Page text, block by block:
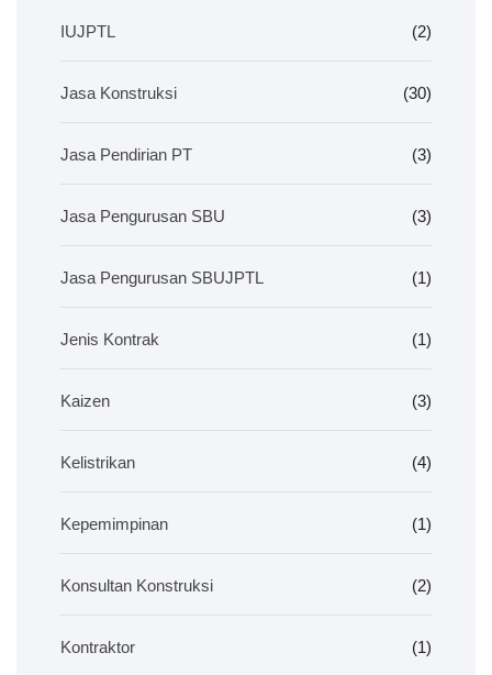
IUJPTL (2)
Jasa Konstruksi (30)
Jasa Pendirian PT (3)
Jasa Pengurusan SBU (3)
Jasa Pengurusan SBUJPTL (1)
Jenis Kontrak (1)
Kaizen (3)
Kelistrikan (4)
Kepemimpinan (1)
Konsultan Konstruksi (2)
Kontraktor (1)